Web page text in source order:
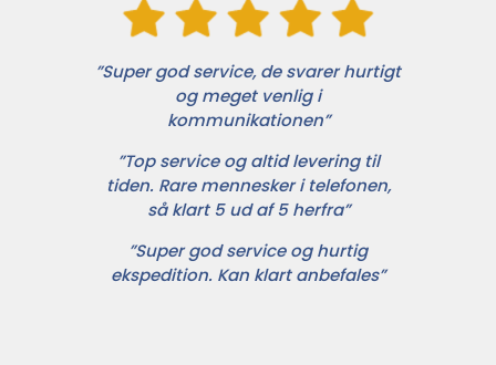
”Super god service, de svarer hurtigt
og meget venlig i
kommunikationen”
”Top service og altid levering til
tiden. Rare mennesker i telefonen,
så klart 5 ud af 5 herfra”
”Super god service og hurtig
ekspedition. Kan klart anbefales”